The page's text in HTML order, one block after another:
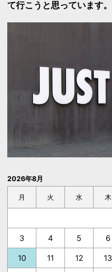
て行こうと思っています。
2026年8月
月 火 水 木
3 4 5 6
10 11 12 13